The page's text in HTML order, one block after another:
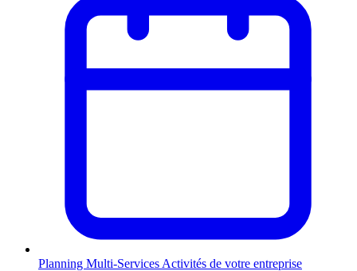
Planning Multi-Services Activités de votre entreprise